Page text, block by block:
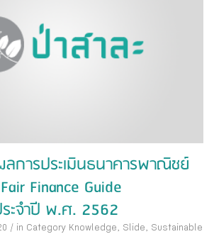
การประเมินธนาคารพาณิชย์
Finance Guide
ะจำปี พ.ศ. 2562
/ in Category Knowledge, Slide, Sustainable